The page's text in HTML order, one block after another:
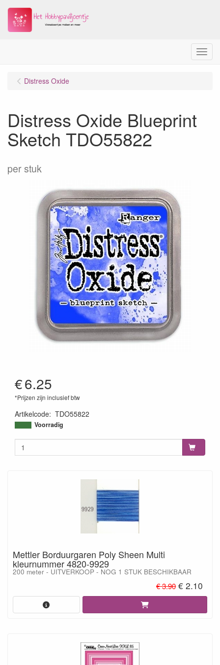
Menu
Distress Oxide
Distress Oxide Blueprint
Sketch TDO55822
per stuk
€6.25
*Prijzen zijn inclusief btw
Artikelcode: TDO55822
789541055822
Voorradig
Mettler Borduurgaren Poly Sheen Multi
kleurnummer 4820-9929
200 meter - UITVERKOOP - NOG 1 STUK BESCHIKBAAR
€ 3.90€ 2.10